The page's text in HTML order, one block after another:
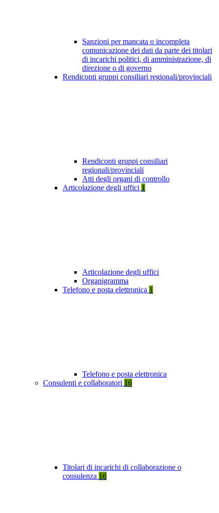
Sanzioni per mancata o incompleta
comunicazione dei dati da parte dei titolari
di incarichi politici, di amministrazione, di
direzione o di governo
Rendiconti gruppi consiliari regionali/provinciali
Rendiconti gruppi consiliari
regionali/provinciali
Atti degli organi di controllo
Articolazione degli uffici 1
Articolazione degli uffici
Organigramma
Telefono e posta elettronica 1
Telefono e posta elettronica
Consulenti e collaboratori 16
Titolari di incarichi di collaborazione o
consulenza 16